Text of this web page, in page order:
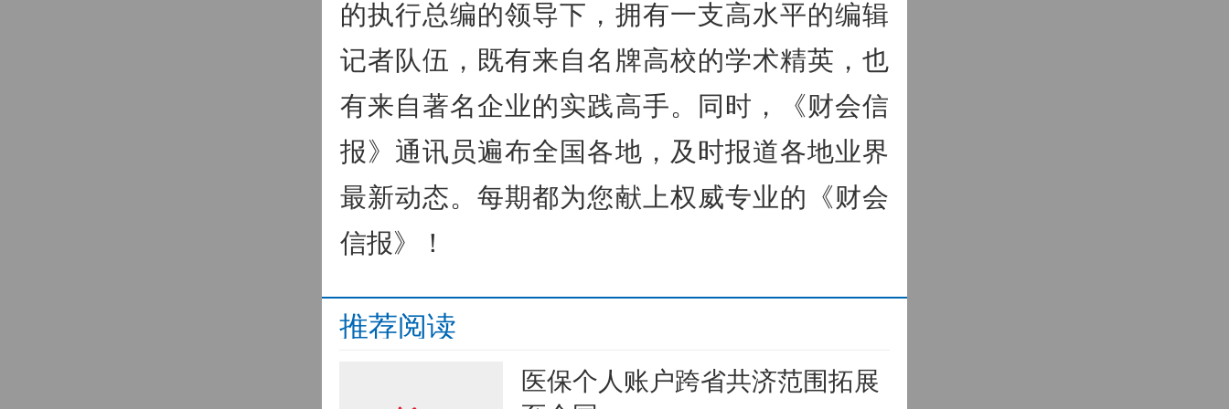
的执行总编的领导下，拥有一支高水平的编辑
记者队伍，既有来自名牌高校的学术精英，也
有来自著名企业的实践高手。同时，《财会信
报》通讯员遍布全国各地，及时报道各地业界
最新动态。每期都为您献上权威专业的《财会
信报》！
推荐阅读
医保个人账户跨省共济范围拓展